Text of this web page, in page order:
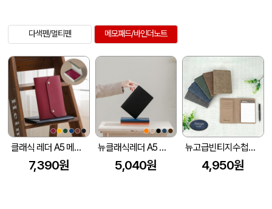
다색펜/멀티펜 메모패드/바인더노트
클래식 레더 A5 메모패드 날개형 (215*160mm) (고급선물용 자석케이스 포함)
7,390원
뉴클래식레더 A5 메모패드-기본형
5,040원
뉴고급빈티지수첩메모패드
4,950원